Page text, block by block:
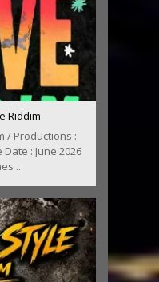
Riddim
/ Productions :
: June 2026
...